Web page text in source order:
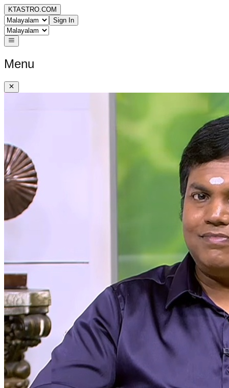
KTASTRO.COM
Sign In
Menu